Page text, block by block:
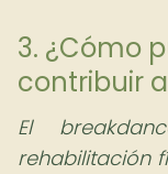
3. ¿Cómo
contribuir
El
rehabilitación